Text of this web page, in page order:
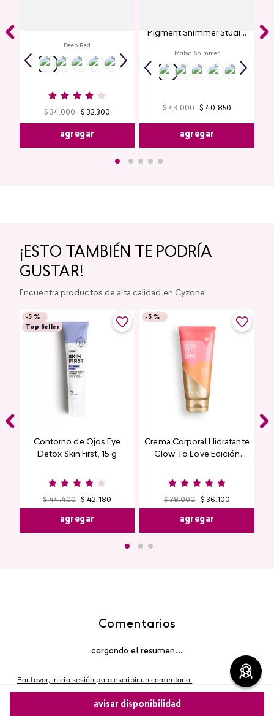
avisar disponibilidad
Deep Red
$ 34.000 $ 32.300
agregar
Pigment Shimmer Studio
Malva Shimmer
$ 43.000 $ 40. 850
agregar
¡ESTO TAMBIÉN TE PODRÍA
GUSTAR!
Encuentra productos de alta calidad en Cyzone
-5 %
Top Seller
Contorno de Ojos Eye
Detox Skin First, 15 g
$ 44.400 $ 42.180
agregar
-5 %
Crema Corporal Hidratante
Glow To Love Edición
$ 38.000 $ 36.100
agregar
Comentarios
cargando el resumen…
Por favor, inicia sesión para escribir un comentario.